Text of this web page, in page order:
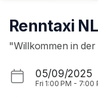
Renntaxi
"Willkommen in
05/09/2025
Fri 1:00 PM - 7:00